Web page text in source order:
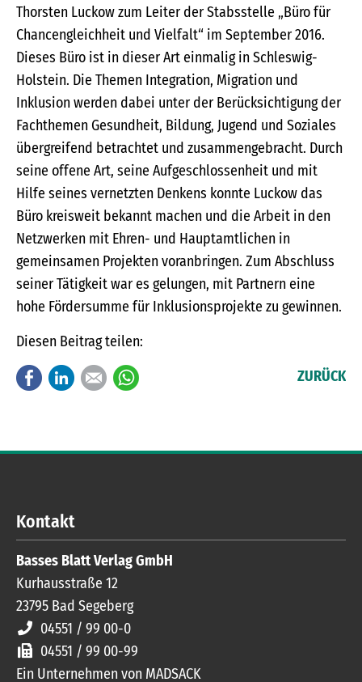
Thorsten Luckow zum Leiter der Stabsstelle „Büro für
Chancengleichheit und Vielfalt“ im September 2016.
Dieses Büro ist in dieser Art einmalig in Schleswig-
Holstein. Die Themen Integration, Migration und
Inklusion werden dabei unter der Berücksichtigung der
Fachthemen Gesundheit, Bildung, Jugend und Soziales
übergreifend betrachtet und zusammengebracht. Durch
seine offene Art, seine Aufgeschlossenheit und mit
Hilfe seines vernetzten Denkens konnte Luckow das
Büro kreisweit bekannt machen und die Arbeit in den
Netzwerken mit Ehren- und Hauptamtlichen in
gemeinsamen Projekten voranbringen. Zum Abschluss
seiner Tätigkeit war es gelungen, mit Partnern eine
hohe Fördersumme für Inklusionsprojekte zu gewinnen.
Diesen Beitrag teilen:
FacebookLinkedInE-mail ZURÜCK
Kontakt
Basses Blatt Verlag GmbH
Kurhausstraße 12
23795 Bad Segeberg
04551 / 99 00-0
04551 / 99 00-99
Ein Unternehmen von MADSACK